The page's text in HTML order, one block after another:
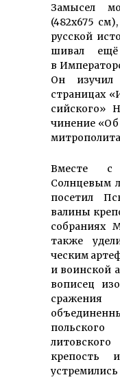
Замысел
(482х675
рус­ской
ши­вал
в
Он изучил
страницах
сийского»
чинение «Об
Вместе с
Солнцевым
посетил
валины
собра­ниях
также
ческим
и воинской
вописец
крепость
устремились